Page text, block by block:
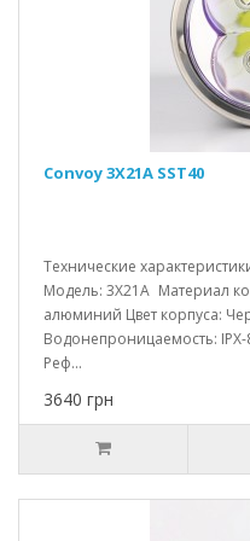
Convoy 3X21A SST40
Технические
Модель: 3X21A Материал
алюминий Цвет корпуса:
Водонепроницаемость:
Реф...
3640 грн